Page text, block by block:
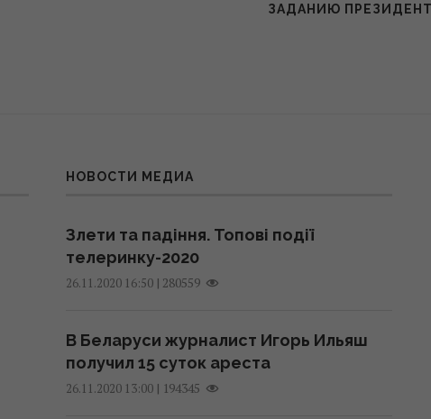
ЗАДАНИЮ
НОВОСТИ МЕДИА
Злети та падіння. Топові події
телеринку-2020
26.11.2020 16:50| 280559
В Беларуси журналист Игорь Ильяш
получил 15 суток ареста
26.11.2020 13:00| 194345